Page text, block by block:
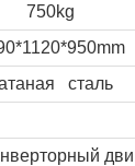
750kg
сталь